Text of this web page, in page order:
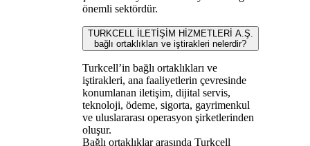
önemli sektördür.
TURKCELL İLETİŞİM HİZMETLERİ A.Ş.
bağlı ortaklıkları ve iştirakleri nelerdir?
Turkcell’in bağlı ortaklıkları ve
iştirakleri, ana faaliyetlerin çevresinde
konumlanan iletişim, dijital servis,
teknoloji, ödeme, sigorta, gayrimenkul
ve uluslararası operasyon şirketlerinden
oluşur.
Bağlı ortaklıklar arasında Turkcell